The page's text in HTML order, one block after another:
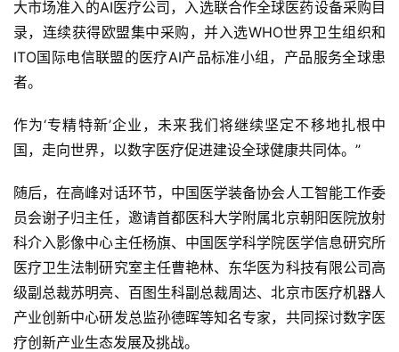
大市场准入的AI医疗公司，入选联合作全球医药设备采购目
录，连续获得欧盟集中采购，并入选WHO世界卫生组织和
ITO国际电信联盟的医疗AI产品标准小组，产品服务全球患
者。
作为‘专精特新’企业，未来我们将继续坚定不移地扎根中
国，走向世界，以数字医疗促进建设全球健康共同体。”
随后，在高峰对话环节，中国医学装备协会人工智能工作委
员会谢子归主任，邀请首都医科大学附属北京朝阳医院放射
科介入影像中心主任杨旗、中国医学科学院医学信息研究所
医疗卫生法制研究室主任曹艳林、东华医为科技有限公司高
级副总裁苏明亮、百图生科副总裁周达、北京市医疗机器人
产业创新中心研发总监孙德晖等知名专家，共同探讨数字医
疗创新产业生态发展及挑战。